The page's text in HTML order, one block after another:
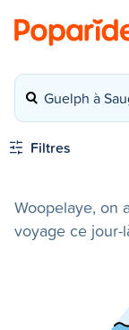
Guelph à
Filtres
Woopelaye, on
voyage ce jour-